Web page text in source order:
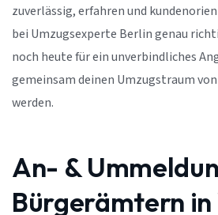
zuverlässig, erfahren und
bei Umzugsexperte Berlin genau
noch heute für ein unverbindliches
gemeinsam deinen Umzugstraum
werden.
An- &
Bürgerämtern in